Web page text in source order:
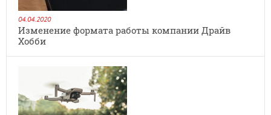
04.04.2020
Изменение формата работы компании Драйв
Хобби